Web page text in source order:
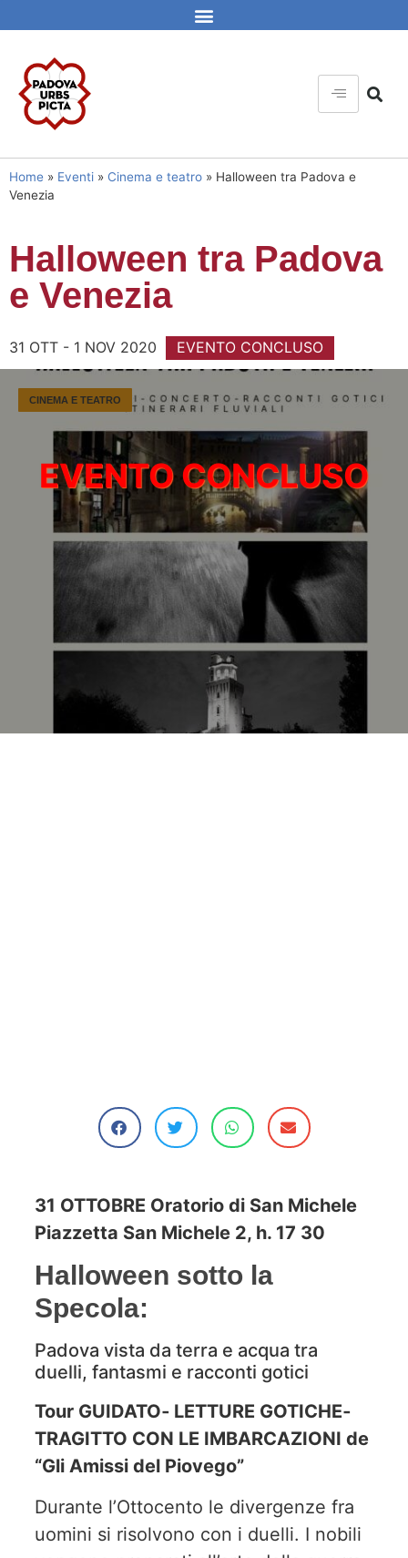
Home » Eventi » Cinema e teatro » Halloween tra Padova e
Venezia
Halloween tra Padova
e Venezia
31 OTT - 1 NOV 2020 EVENTO CONCLUSO
CINEMA E TEATRO
31 OTTOBRE Oratorio di San Michele
Piazzetta San Michele 2, h. 17 30
Halloween sotto la
Specola:
Padova vista da terra e acqua tra
duelli, fantasmi e racconti gotici
Tour GUIDATO‐ LETTURE GOTICHE‐
TRAGITTO CON LE IMBARCAZIONI de
“Gli Amissi del Piovego”
Durante l’Ottocento le divergenze fra
uomini si risolvono con i duelli. I nobili